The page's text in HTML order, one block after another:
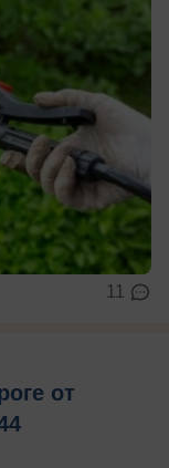
11
от